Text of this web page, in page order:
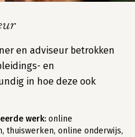
en adviseur betrokken
en
in hoe deze ook
werk: online
thuiswerken, online onderwijs,